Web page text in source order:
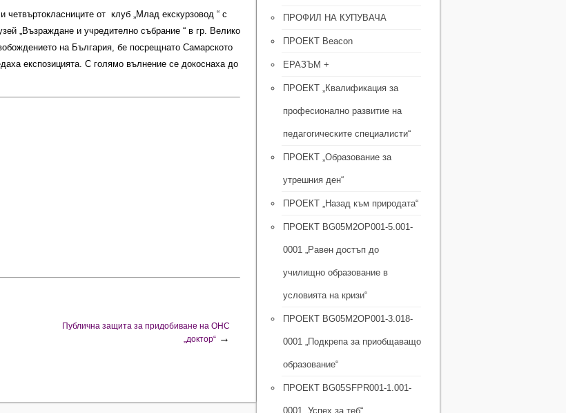
от клуб „Млад екскурзовод “ с
„Възраждане и учредително събрание “ в гр. Велико
на България, бе посрещнато Самарското
експозицията. С голямо вълнение се докоснаха до
Публична защита за придобиване на ОНС
„доктор“ →
ПРОФИЛ НА КУПУВАЧА
ПРОЕКТ Beacon
ЕРАЗЪМ +
ПРОЕКТ „Квалификация за
професионално развитие на
педагогическите специалисти“
ПРОЕКТ „Образование за
утрешния ден“
ПРОЕКТ „Назад към природата“
ПРОЕКТ BG05M2OP001-5.001-
0001 „Равен достъп до
училищно образование в
условията на кризи“
ПРОЕКТ BG05M2ОP001-3.018-
0001 „Подкрепа за приобщаващо
образование“
ПРОЕКТ BG05SFPR001-1.001-
0001 „Успех за теб“